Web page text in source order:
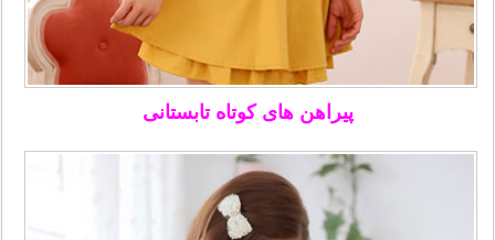
پیراهن های کوتاهتابستانی